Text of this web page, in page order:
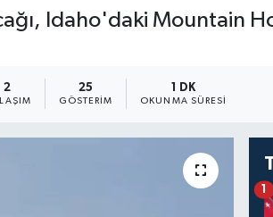
Idaho'daki Mountain
2 25
GÖSTERIM
1 DK
OKUNMA SÜRESI
1